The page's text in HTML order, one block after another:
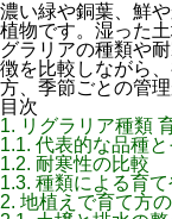
濃い緑や銅葉、鮮
植物です。湿った
グラリアの種類や
徴を比較しながら
方、季節ごとの管
目次
1. リグラリア種類
1.1. 代表的な品種
1.2. 耐寒性の比較
1.3. 種類による育
2. 地植えで育て方